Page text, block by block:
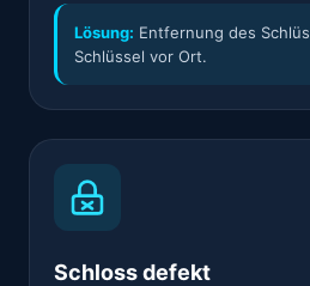
Lösung: Entfernung des
Schlüssel vor Ort.
Schloss defekt